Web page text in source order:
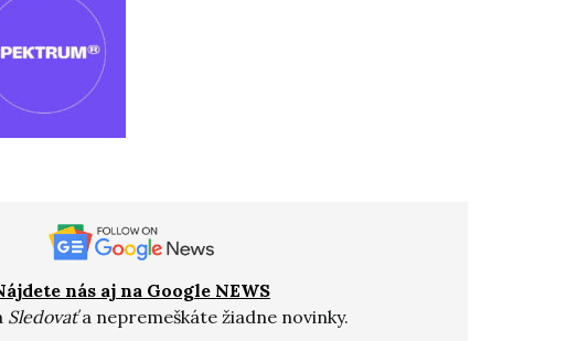
nás aj na Google NEWS
Sledovaťa nepremeškáte žiadne novinky.